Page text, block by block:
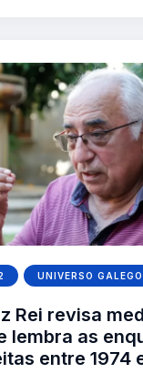
UNIVERSO GALEGO
Rei revisa
lembra as
entre 1974